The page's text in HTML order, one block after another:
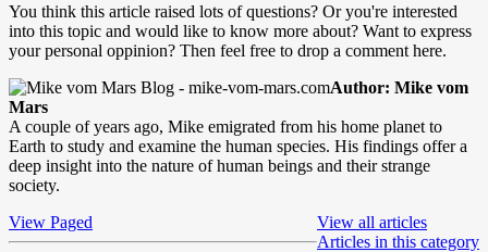
You think this article raised lots of questions? Or you're interested
into this topic and would like to know more about? Want to express
your personal oppinion? Then feel free to drop a comment here.
Author: Mike vom
Mars
A couple of years ago, Mike emigrated from his home planet to
Earth to study and examine the human species. His findings offer a
deep insight into the nature of human beings and their strange
society.
View Paged
View all articles
Articles in this category